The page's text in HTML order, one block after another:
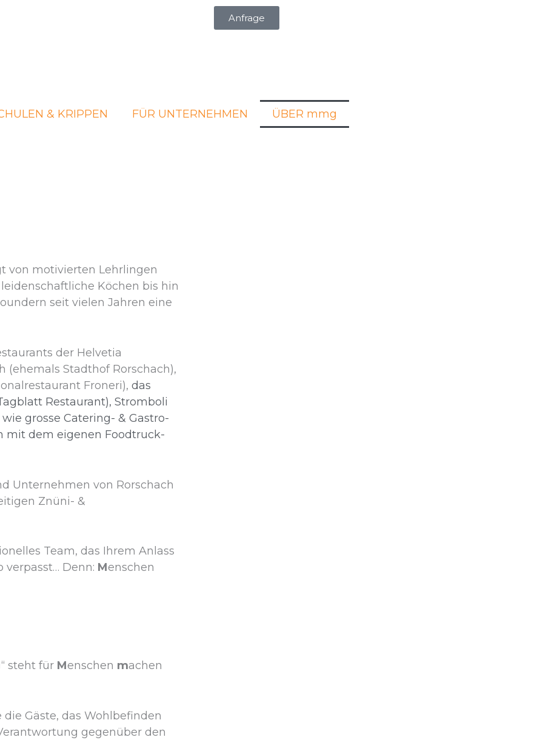
Anfrage
& KRIPPEN FÜR UNTERNEHMEN ÜBER mmg
von motivierten Lehrlingen
Köchen bis hin
seit vielen Jahren eine
der Helvetia
(ehemals Stadthof Rorschach),
Froneri), das
Restaurant), Stromboli
grosse Catering- & Gastro-
mit dem eigenen Foodtruck-
Unternehmen von Rorschach
Znüni- &
Team, das Ihrem Anlass
verpasst… Denn: Menschen
steht für Menschen machen
Gäste, das Wohlbefinden
gegenüber den